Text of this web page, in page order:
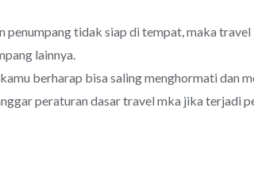
tidak siap di tempat, maka
lainnya.
berharap bisa saling menghormati dan
peraturan dasar travel mka jika terjadi